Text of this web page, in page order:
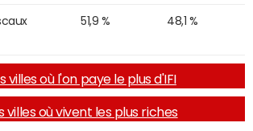
51,9 % 48,1 %
villes où l'on paye le plus d'IFI
villes où vivent les plus riches